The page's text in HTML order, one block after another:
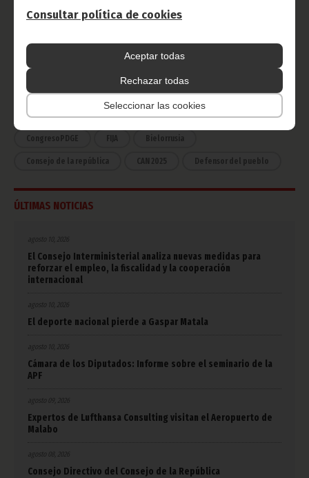
Consultar política de cookies
Aceptar todas
Rechazar todas
Seleccionar las cookies
África
Deportes
COVID-19 Cultura Estadísticas CAN 2015
Economía Gente GE 50 Aniversario Independencia
CongresoPDGE FIJA Bielorrusia
Consejo de la república CAN 2025 Defensor del pueblo
ÚLTIMAS NOTICIAS
agosto 10, 2026
El Consejo Interministerial analiza nuevas medidas para
reforzar el empleo, la fiscalidad y la cooperación
internacional
agosto 10, 2026
El deporte nacional pierde a Gaspar Matala
agosto 10, 2026
Cámara de los Diputados: Informe sobre el seminario de la
APF
agosto 09, 2026
Expertos de Lufthansa Consulting visitan el Aeropuerto de
Malabo
agosto 08, 2026
Consejo Directivo del Consejo de la República